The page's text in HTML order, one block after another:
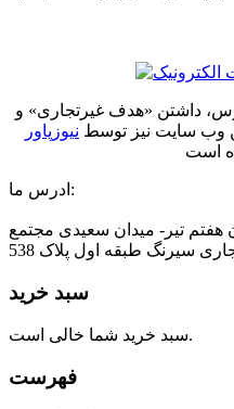
داشتن «هدف غیرتجاری» و
وب سایت نیز توسط نیوزپاور
ادرس ما:
تیر- میدان سعیدی مجتمع
سیرنگ طبقه اول پلاک 538
سبد خرید
سبد خرید شما خالی است.
فهرست